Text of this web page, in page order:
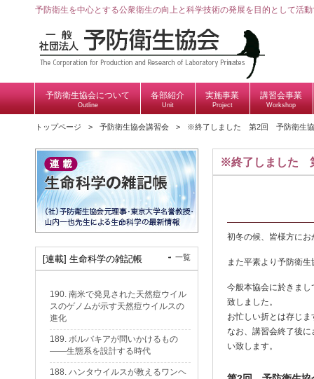
予防衛生を中心とする公衆衛生の向上と科学技術の発展を目的として活
予防衛生協会について
Outline
各部紹介
Unit
実施事業
Project
講習会事業
Workshop
トップページ 予防衛生協会講習会 ※終了しました 第2回 予防衛生協
※終了しました
初冬の候、皆様方に
また平素より予防衛
今般本協会に於きま
致しました。
お忙しい折とは存じ
なお、講習会終了後
い致します。
[連載] 生命科学の雑記帳 一覧
190. 南米で発見された天然痘ウイル
スのゲノムが示す天然痘ウイルスの
進化
189. ボルバキアが問いかけるもの
——生態系を設計する時代
188. ハンタウイルスが教えるワンヘ